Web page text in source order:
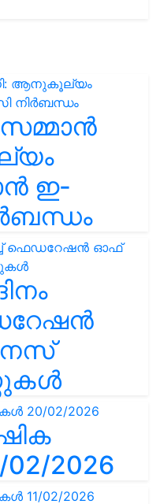
ഇ-
2026